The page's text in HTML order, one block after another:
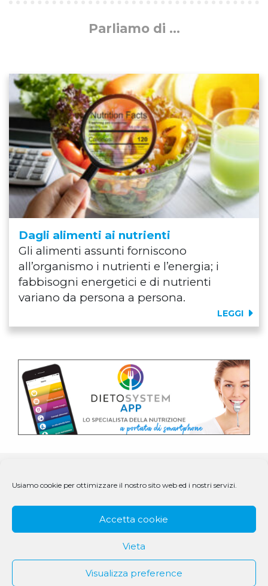
Usiamo cookie per ottimizzare il nostro sito web ed i nostri servizi.
Accetta cookie
Vieta
Visualizza preference
Parliamo di ...
Dagli alimenti ai nutrienti
Gli alimenti assunti forniscono
all’organismo i nutrienti e l’energia; i
fabbisogni energetici e di nutrienti
variano da persona a persona.
LEGGI